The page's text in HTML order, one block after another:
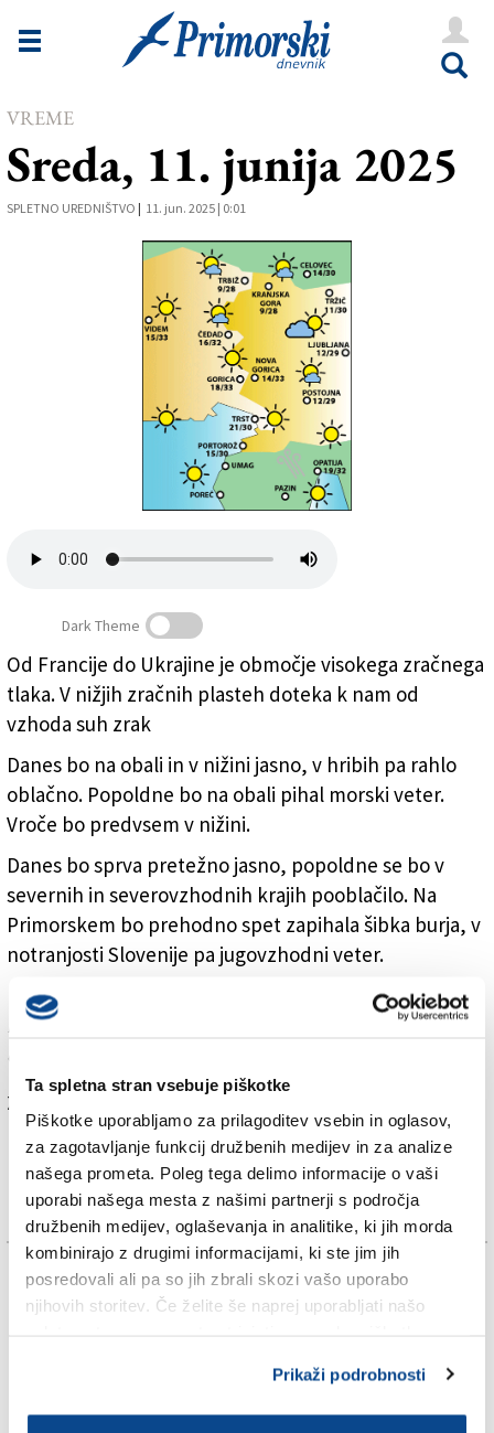
Ta spletna stran vsebuje piškotke
Piškotke uporabljamo za prilagoditev vsebin in oglasov,
za zagotavljanje funkcij družbenih medijev in za analize
našega prometa. Poleg tega delimo informacije o vaši
uporabi našega mesta z našimi partnerji s področja
družbenih medijev, oglaševanja in analitike, ki jih morda
kombinirajo z drugimi informacijami, ki ste jim jih
posredovali ali pa so jih zbrali skozi vašo uporabo
njihovih storitev. Če želite še naprej uporabljati našo
Prikaži podrobnosti
Novice
Goriška
Kultura
Šport
Zadruga PD
VREME
Sreda, 11. junija 2025
SPLETNO UREDNIŠTVO | 11. jun. 2025 | 0:01
Dark Theme
Od Francije do Ukrajine je območje visokega zračnega
tlaka. V nižjih zračnih plasteh doteka k nam od
vzhoda suh zrak
Danes bo na obali in v nižini jasno, v hribih pa rahlo
oblačno. Popoldne bo na obali pihal morski veter.
Vroče bo predvsem v nižini.
Danes bo sprva pretežno jasno, popoldne se bo v
severnih in severovzhodnih krajih pooblačilo. Na
Primorskem bo prehodno spet zapihala šibka burja, v
notranjosti Slovenije pa jugovzhodni veter.
Vremenska napoved Hidrometeorološkega zavoda
Republike Slovenije in deželne meteorološke
opazovalnice ARPA.
Za branje in pisanje komentarjev
TAGS: